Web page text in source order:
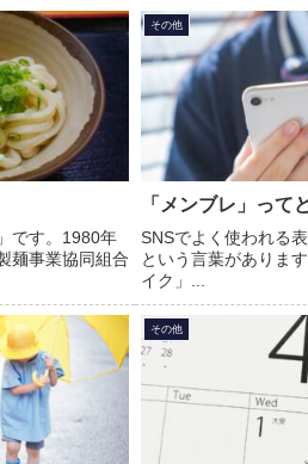
です。1980年
麺事業協同組合
その他
「メンブレ」って
SNSでよく使われる
という言葉がありま
イク」...
その他